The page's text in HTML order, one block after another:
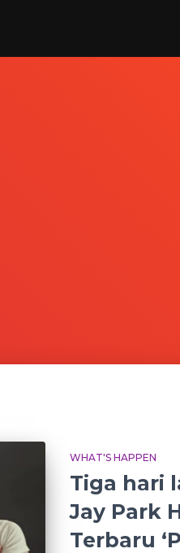
WHAT'S HAPPEN
Tiga hari
Jay Park
Terbaru